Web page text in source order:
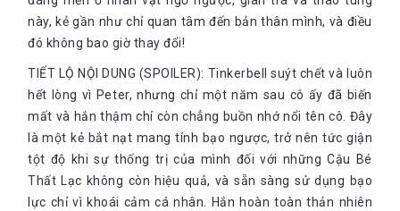
này, kẻ gần như chỉ quan tâm đến bản thân mình, và điều
đó không bao giờ thay đổi!
TIẾT LỘ NỘI DUNG (SPOILER): Tinkerbell suýt chết và luôn
hết lòng vì Peter, nhưng chỉ một năm sau cô ấy đã biến
mất và hắn thậm chí còn chẳng buồn nhớ nổi tên cô. Đây
là một kẻ bắt nạt mang tính bạo ngược, trở nên tức giận
tột độ khi sự thống trị của mình đối với những Cậu Bé
Thất Lạc không còn hiệu quả, và sẵn sàng sử dụng bạo
lực chỉ vì khoái cảm cá nhân. Hắn hoàn toàn thản nhiên